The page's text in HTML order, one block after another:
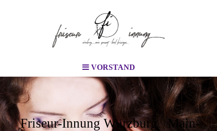
VORSTAND
Friseur-Innung Würzburg Main-